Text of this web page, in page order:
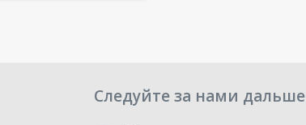
Следуйте за нами дальше